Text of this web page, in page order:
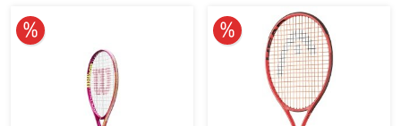
10% reduziert 10% reduziert